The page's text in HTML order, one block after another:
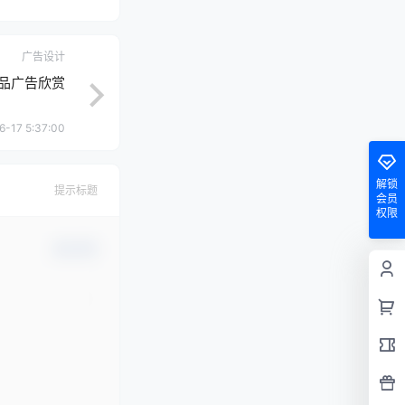
广告设计
广告欣赏
17 5:37:00
提示标题
解锁
会员
权限